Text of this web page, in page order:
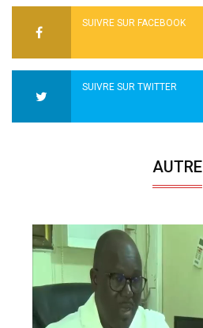
SUIVRE SUR FACEBOOK
SUIVRE SUR TWITTER
AUTRE